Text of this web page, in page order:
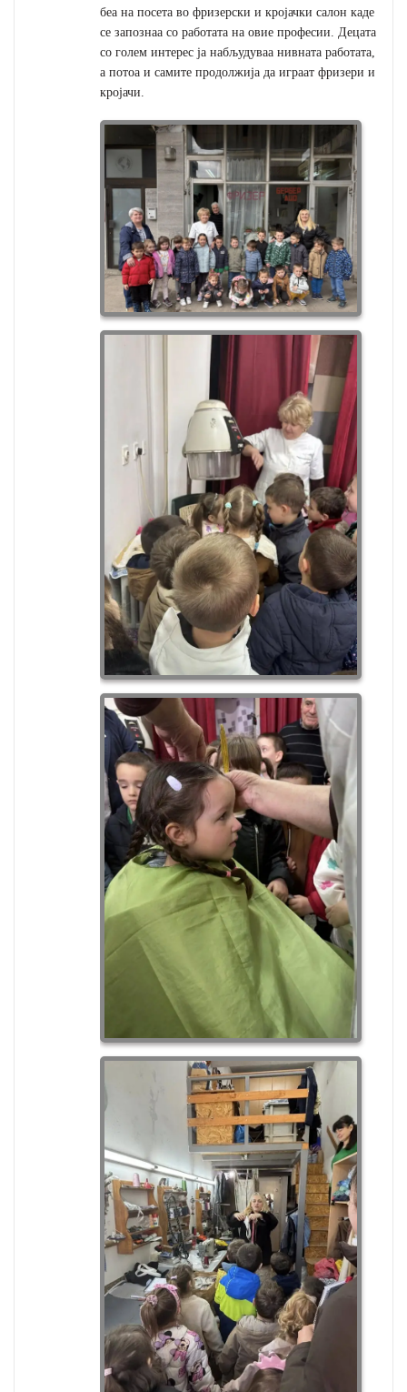
беа на посета во фризерски и кројачки салон каде
се запознаа со работата на овие професии. Децата
со голем интерес ја набљудуваа нивната работата,
а потоа и самите продолжија да играат фризери и
кројачи.